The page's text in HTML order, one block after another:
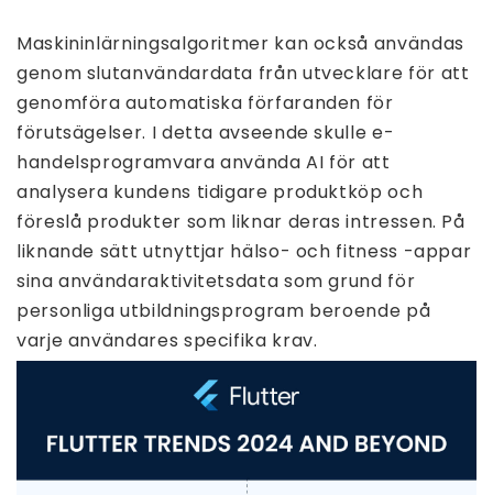
Maskininlärningsalgoritmer kan också användas
genom slutanvändardata från utvecklare för att
genomföra automatiska förfaranden för
förutsägelser. I detta avseende skulle e-
handelsprogramvara använda AI för att
analysera kundens tidigare produktköp och
föreslå produkter som liknar deras intressen. På
liknande sätt utnyttjar hälso- och fitness -appar
sina användaraktivitetsdata som grund för
personliga utbildningsprogram beroende på
varje användares specifika krav.